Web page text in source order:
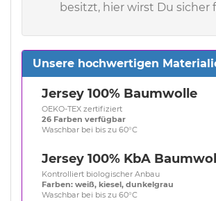
besitzt, hier wirst Du sicher
Unsere hochwertigen
Jersey 100% Baumwolle
OEKO-TEX zertifiziert
26 Farben verfügbar
Waschbar bei bis zu 60°C
Jersey 100% KbA
Kontrolliert biologischer Anbau
Farben: weiß, kiesel, dunkelgrau
Waschbar bei bis zu 60°C